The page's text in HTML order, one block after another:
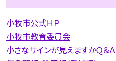
小牧市公式ＨＰ
小牧市教育委員会
小さなサインが見えますかＱ＆Ａ